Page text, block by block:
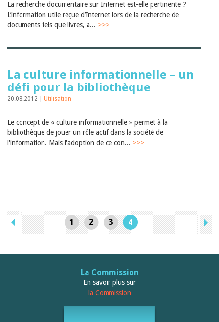
La recherche documentaire sur Internet est-elle pertinente ?
L’information utile reçue d’Internet lors de la recherche de
documents tels que livres, a... >>>
La culture informationnelle – un
défi pour la bibliothèque
20.08.2012 | Utilisation
Le concept de « culture informationnelle » permet à la
bibliothèque de jouer un rôle actif dans la société de
l'information. Mais l'adoption de ce con... >>>
1 2 3 4
La Commission
En savoir plus sur
la Commission